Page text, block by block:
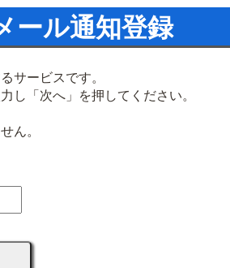
ール通知登録
サービスです。
し「次へ」を押してください。
ん。